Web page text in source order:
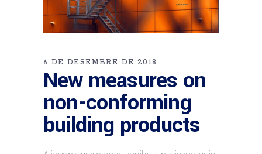
6 DE DESEMBRE DE 2018
New measures on
non-conforming
building products